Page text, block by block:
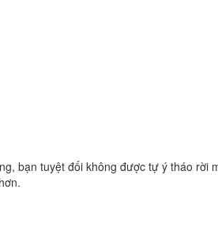
bạn tuyệt đối không được tự ý tháo rời